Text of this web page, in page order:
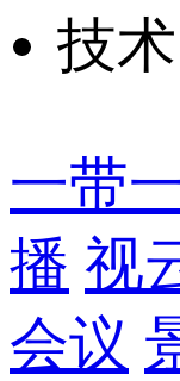
技术
一带
播 视
会议